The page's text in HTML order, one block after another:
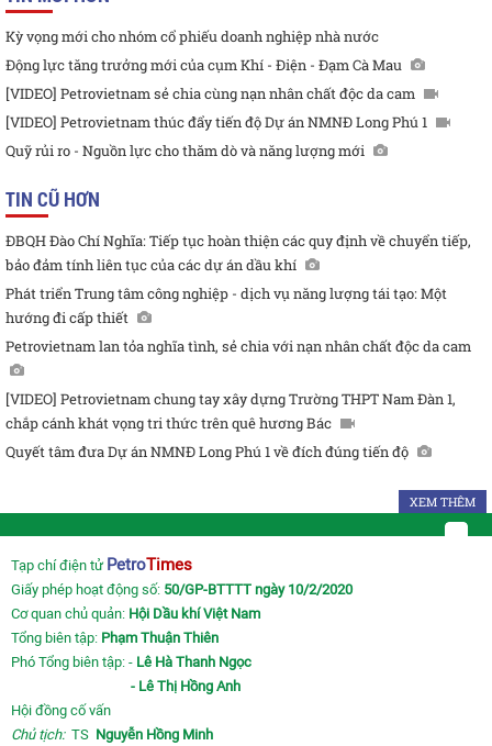
Kỳ vọng mới cho nhóm cổ phiếu doanh nghiệp nhà nước
Động lực tăng trưởng mới của cụm Khí - Điện - Đạm Cà Mau
[VIDEO] Petrovietnam sẻ chia cùng nạn nhân chất độc da cam
[VIDEO] Petrovietnam thúc đẩy tiến độ Dự án NMNĐ Long Phú 1
Quỹ rủi ro - Nguồn lực cho thăm dò và năng lượng mới
TIN CŨ HƠN
ĐBQH Đào Chí Nghĩa: Tiếp tục hoàn thiện các quy định về chuyển tiếp,
bảo đảm tính liên tục của các dự án dầu khí
Phát triển Trung tâm công nghiệp - dịch vụ năng lượng tái tạo: Một
hướng đi cấp thiết
Petrovietnam lan tỏa nghĩa tình, sẻ chia với nạn nhân chất độc da cam
[VIDEO] Petrovietnam chung tay xây dựng Trường THPT Nam Đàn 1,
chắp cánh khát vọng tri thức trên quê hương Bác
Quyết tâm đưa Dự án NMNĐ Long Phú 1 về đích đúng tiến độ
XEM THÊM
Tạp chí điện tử PetroTimes
Giấy phép hoạt động số: 50/GP-BTTTT ngày 10/2/2020
Cơ quan chủ quản: Hội Dầu khí Việt Nam
Tổng biên tập: Phạm Thuận Thiên
Phó Tổng biên tập: - Lê Hà Thanh Ngọc
- Lê Thị Hồng Anh
Hội đồng cố vấn
Chủ tịch:TS Nguyễn Hồng Minh